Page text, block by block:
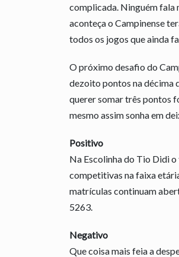
complicada. Ninguém fala
aconteça o Campinense
todos os jogos que ainda
O próximo desafio do
dezoito pontos na décima
querer somar três pontos
mesmo assim sonha em
Positivo
Na Escolinha do Tio Didi
competitivas na faixa
matrículas continuam
5263.
Negativo
Que coisa mais feia a